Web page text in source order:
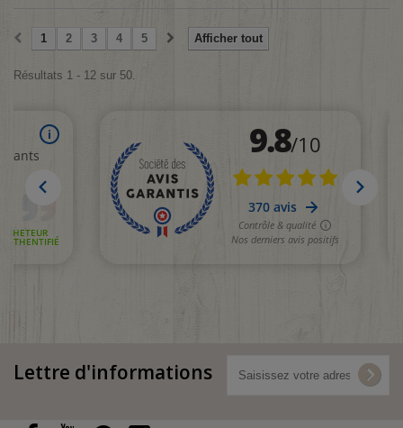
Afficher tout
1 2 3 4 5
Résultats 1 - 12 sur 50.
Lettre d'informations